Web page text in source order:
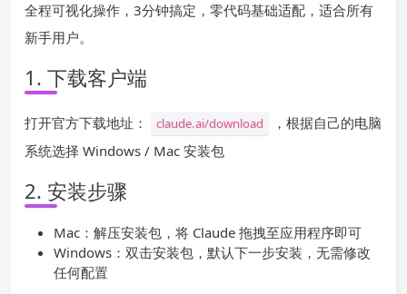
全程可视化操作，3分钟搞定，零代码基础适配，适合所有
新手用户。
1. 下载客户端
打开官方下载地址： claude.ai/download
，根据自己的电脑
系统选择 Windows / Mac 安装包
2. 安装步骤
Mac：解压安装包，将 Claude 拖拽至应用程序即可
Windows：双击安装包，默认下一步安装，无需修改
任何配置